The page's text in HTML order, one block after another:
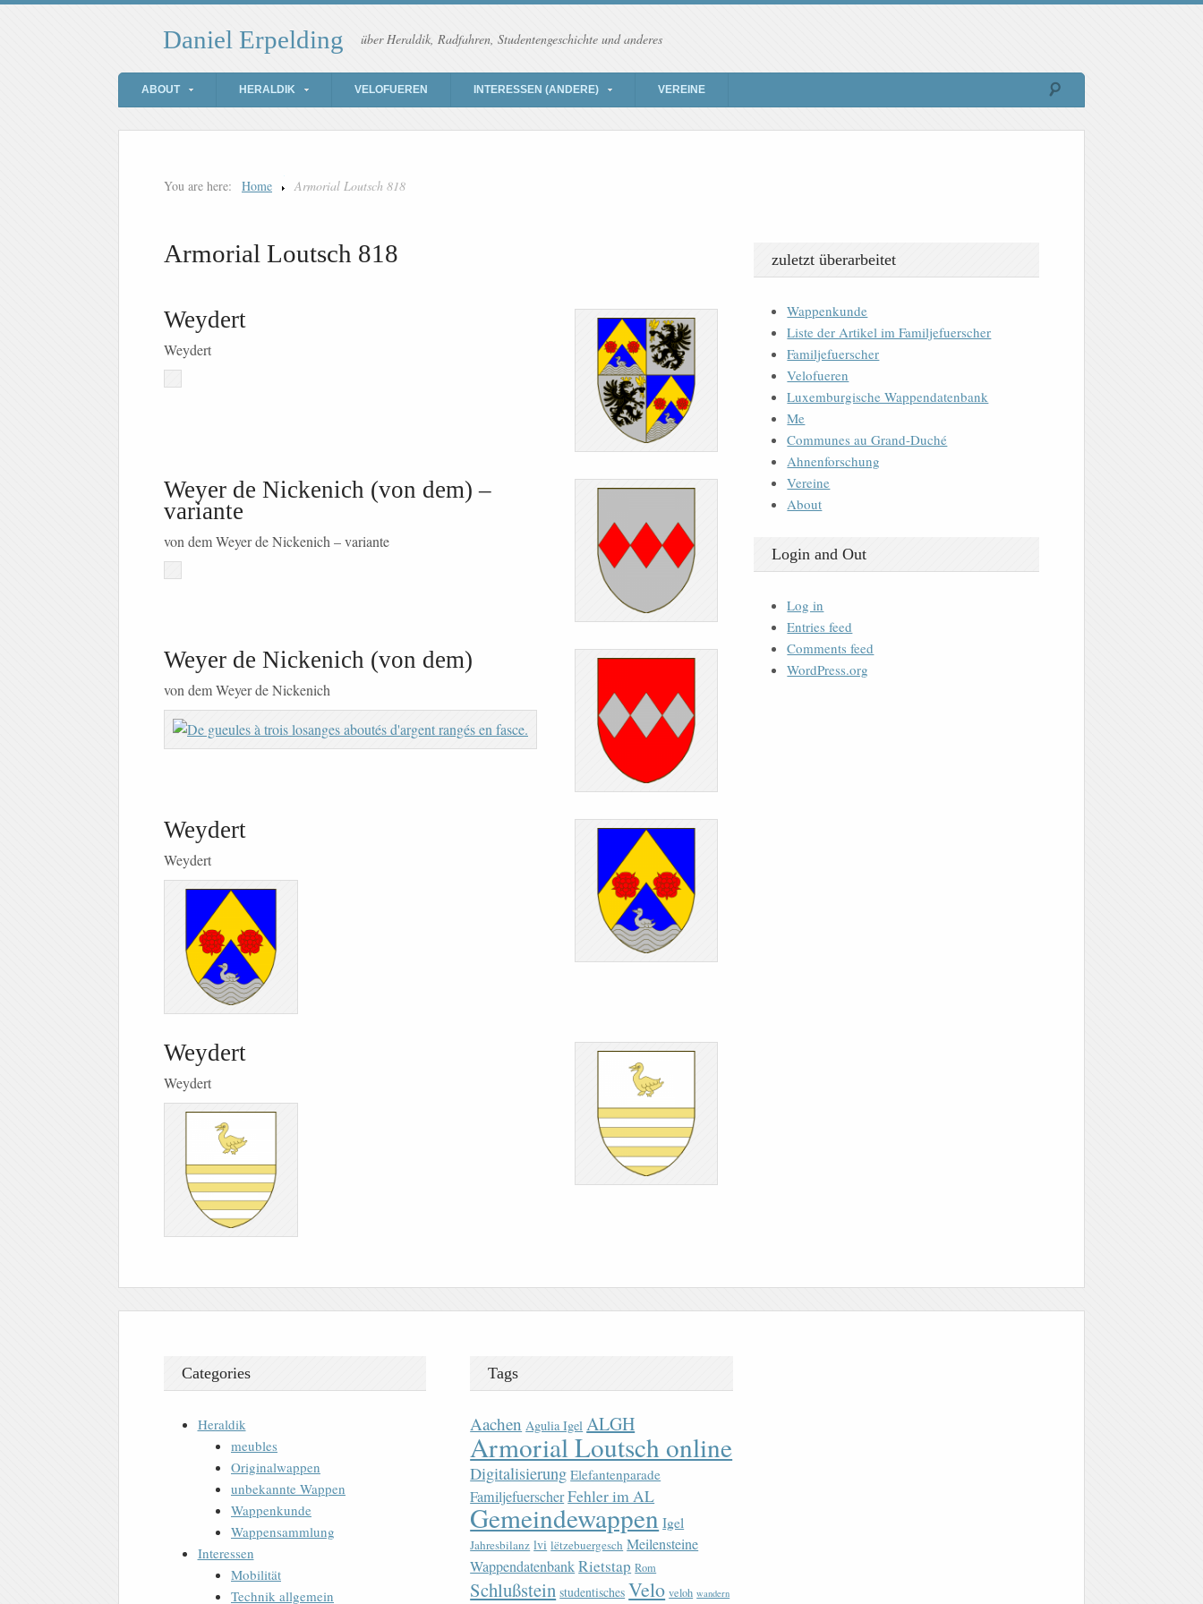
Daniel Erpelding über Heraldik, Radfahren, Studentengeschichte und anderes
ABOUT HERALDIK VELOFUEREN INTERESSEN (ANDERE) VEREINE
You are here: Home Armorial Loutsch 818
Armorial Loutsch 818
Weydert
Weydert
Weyer de Nickenich (von dem) –
variante
von dem Weyer de Nickenich – variante
Weyer de Nickenich (von dem)
von dem Weyer de Nickenich
Weydert
Weydert
Weydert
Weydert
zuletzt überarbeitet
Wappenkunde
Liste der Artikel im Familjefuerscher
Familjefuerscher
Velofueren
Luxemburgische Wappendatenbank
Me
Communes au Grand-Duché
Ahnenforschung
Vereine
About
Login and Out
Log in
Entries feed
Comments feed
WordPress.org
Categories
Heraldik
meubles
Originalwappen
unbekannte Wappen
Wappenkunde
Wappensammlung
Interessen
Mobilität
Technik allgemein
Tags
Aachen Agulia Igel ALGH
Armorial Loutsch online
Digitalisierung Elefantenparade
FamiljefuerscherFehler im AL
Gemeindewappen Igel
Jahresbilanz lvi lëtzebuergesch Meilensteine
WappendatenbankRietstap Rom
Schlußstein studentisches Velo veloh wandern